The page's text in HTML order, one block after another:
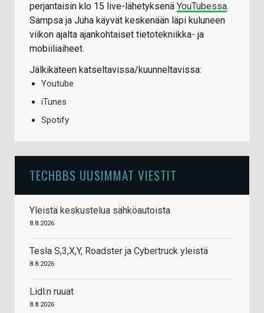
perjantaisin klo 15 live-lähetyksenä YouTubessa.
Sampsa ja Juha käyvät keskenään läpi kuluneen
viikon ajalta ajankohtaiset tietotekniikka- ja
mobiiliaiheet.
Jälkikäteen katseltavissa/kuunneltavissa:
Youtube
iTunes
Spotify
TECHBBS UUSIMMAT VIESTIT
Yleistä keskustelua sähköautoista
8.8.2026
Tesla S,3,X,Y, Roadster ja Cybertruck yleistä
8.8.2026
Lidl:n ruuat
8.8.2026